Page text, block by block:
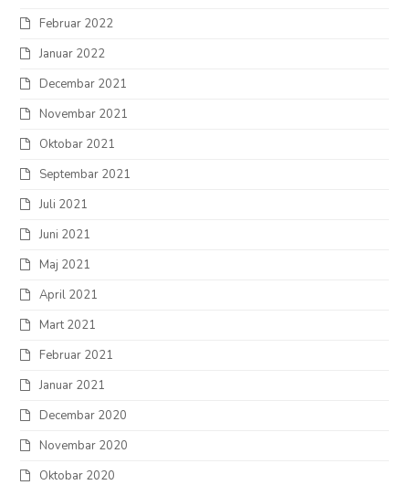
Februar 2022
Januar 2022
Decembar 2021
Novembar 2021
Oktobar 2021
Septembar 2021
Juli 2021
Juni 2021
Maj 2021
April 2021
Mart 2021
Februar 2021
Januar 2021
Decembar 2020
Novembar 2020
Oktobar 2020